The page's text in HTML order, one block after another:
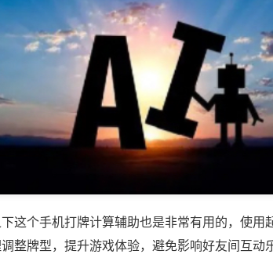
这个手机打牌计算辅助也是非常有用的，使用
整牌型，提升游戏体验，避免影响好友间互动